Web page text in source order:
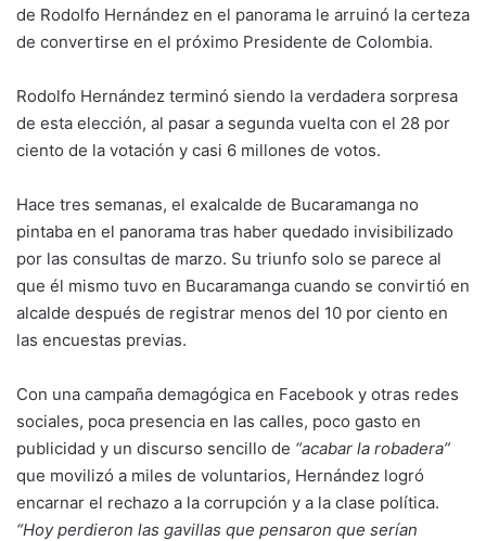
de Rodolfo Hernández en el panorama le arruinó la certeza
de convertirse en el próximo Presidente de Colombia.
Rodolfo Hernández terminó siendo la verdadera sorpresa
de esta elección, al pasar a segunda vuelta con el 28 por
ciento de la votación y casi 6 millones de votos.
Hace tres semanas, el exalcalde de Bucaramanga no
pintaba en el panorama tras haber quedado invisibilizado
por las consultas de marzo. Su triunfo solo se parece al
que él mismo tuvo en Bucaramanga cuando se convirtió en
alcalde después de registrar menos del 10 por ciento en
las encuestas previas.
Con una campaña demagógica en Facebook y otras redes
sociales, poca presencia en las calles, poco gasto en
publicidad y un discurso sencillo de “acabar la robadera”
que movilizó a miles de voluntarios, Hernández logró
encarnar el rechazo a la corrupción y a la clase política.
“Hoy perdieron las gavillas que pensaron que serían